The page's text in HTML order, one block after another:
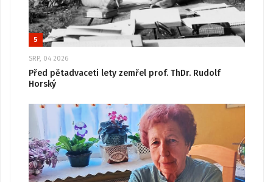
5
SRP, 04 2026
Před pětadvaceti lety zemřel prof. ThDr. Rudolf
Horský